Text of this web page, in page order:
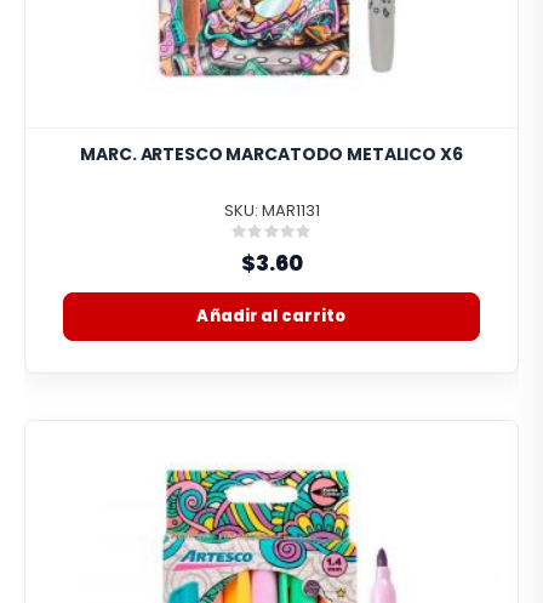
MARC. ARTESCO MARCATODO METALICO X6
SKU: MAR1131
Rating:
0%
$3.60
Añadir al carrito